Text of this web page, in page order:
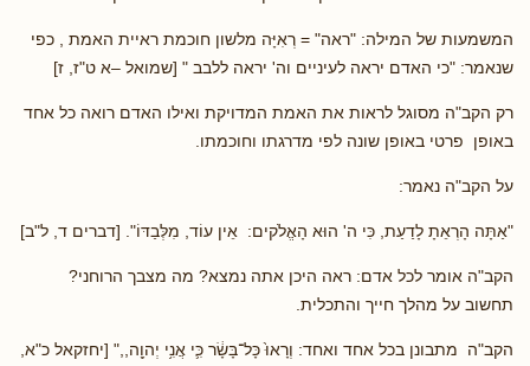
המשמעות של המילה: "ראה" = רְאִיָּה מלשון חוכמת ראיית האמת , כפי
שנאמר: "כי האדם יראה לעיניים וה' יראה ללבב " [שמואל –א ט"ז, ז]
רק הקב"ה מסוגל לראות את האמת המדויקת ואילו האדם רואה כל אחד
באופן פרטי באופן שונה לפי מדרגתו וחוכמתו.
על הקב"ה נאמר:
"אַתָּה הָרְאֵתָ לָדַעַת, כִּי ה' הוּא הָאֱלֹקים: אֵין עוֹד, מִלְּבַדּוֹ". [דברים ד, ל"ב]
הקב"ה אומר לכל אדם: ראה היכן אתה נמצא? מה מצבך הרוחני?
תחשוב על מהלך חייך והתכלית.
הקב"ה מתבונן בכל אחד ואחד: וְרָאוּ֙ כָּל־בָּשָׂ֔ר כִּ֛י אֲנִ֥י יְהוָ֖ה,," [יחזקאל כ"א,